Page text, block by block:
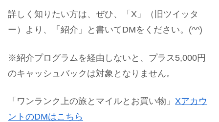
詳しく知りたい方は、ぜひ、「X」（旧ツイッタ
ー）より、「紹介」と書いてDMをください。(^^)
※紹介プログラムを経由しないと、プラス5,000円
のキャッシュバックは対象となりません。
「ワンランク上の旅とマイルとお買い物」 Xアカウ
ントのDMはこちら